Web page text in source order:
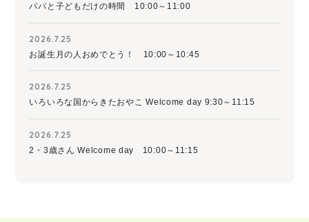
パパと子どもだけの時間 10:00～11:00
2026.7.25
お誕生月の人おめでとう！ 10:00～10:45
2026.7.25
いろいろな国からきたおやこ Welcome day 9:30～11:15
2026.7.25
2・3歳さん Welcome day 10:00～11:15